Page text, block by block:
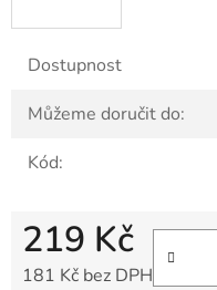
Dostupnost
Můžeme doručit do:
Kód:
219 Kč
181 Kč bez DPH